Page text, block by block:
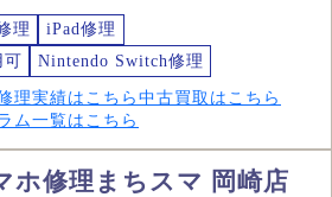
理
iPad修理
可
Nintendo Switch修理
理実績はこちら 中古買取はこちら
ム一覧はこちら
ホ修理まちスマ 岡崎店